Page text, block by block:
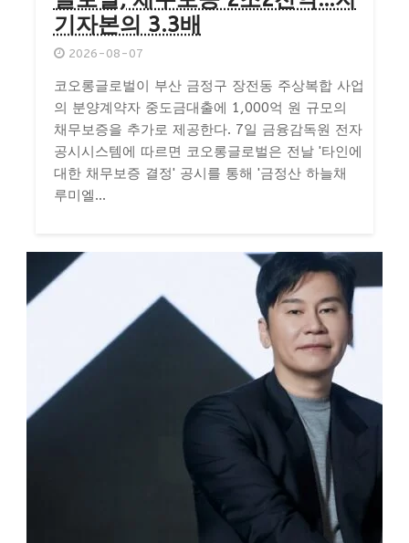
기자본의 3.3배
2026-08-07
코오롱글로벌이 부산 금정구 장전동 주상복합 사업
의 분양계약자 중도금대출에 1,000억 원 규모의
채무보증을 추가로 제공한다. 7일 금융감독원 전자
공시시스템에 따르면 코오롱글로벌은 전날 '타인에
대한 채무보증 결정' 공시를 통해 '금정산 하늘채
루미엘...